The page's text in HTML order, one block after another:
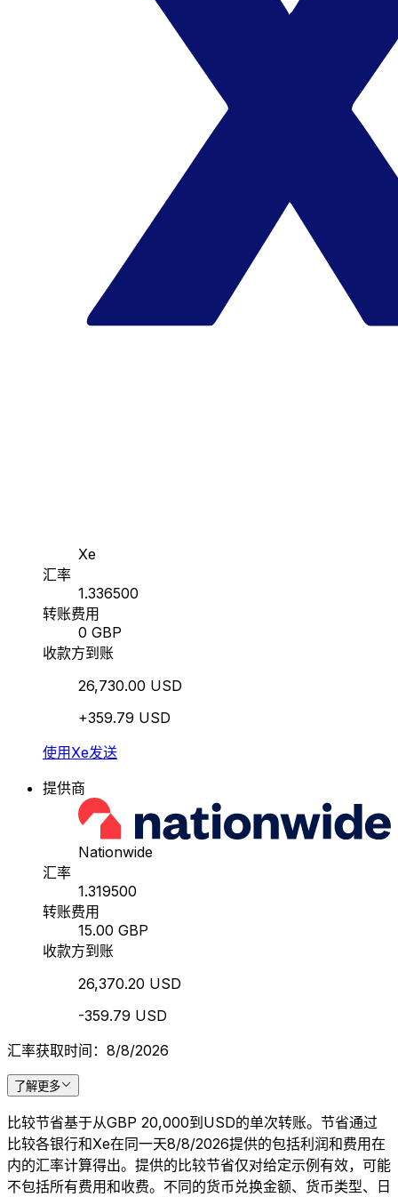
Xe
汇率
1.336500
转账费用
0 GBP
收款方到账
26,730.00 USD
+359.79 USD
使用Xe发送
提供商
Nationwide
汇率
1.319500
转账费用
15.00 GBP
收款方到账
26,370.20 USD
-359.79 USD
汇率获取时间：8/8/2026
了解更多
比较节省基于从GBP 20,000到USD的单次转账。节省通过
比较各银行和Xe在同一天8/8/2026提供的包括利润和费用在
内的汇率计算得出。提供的比较节省仅对给定示例有效，可能
不包括所有费用和收费。不同的货币兑换金额、货币类型、日